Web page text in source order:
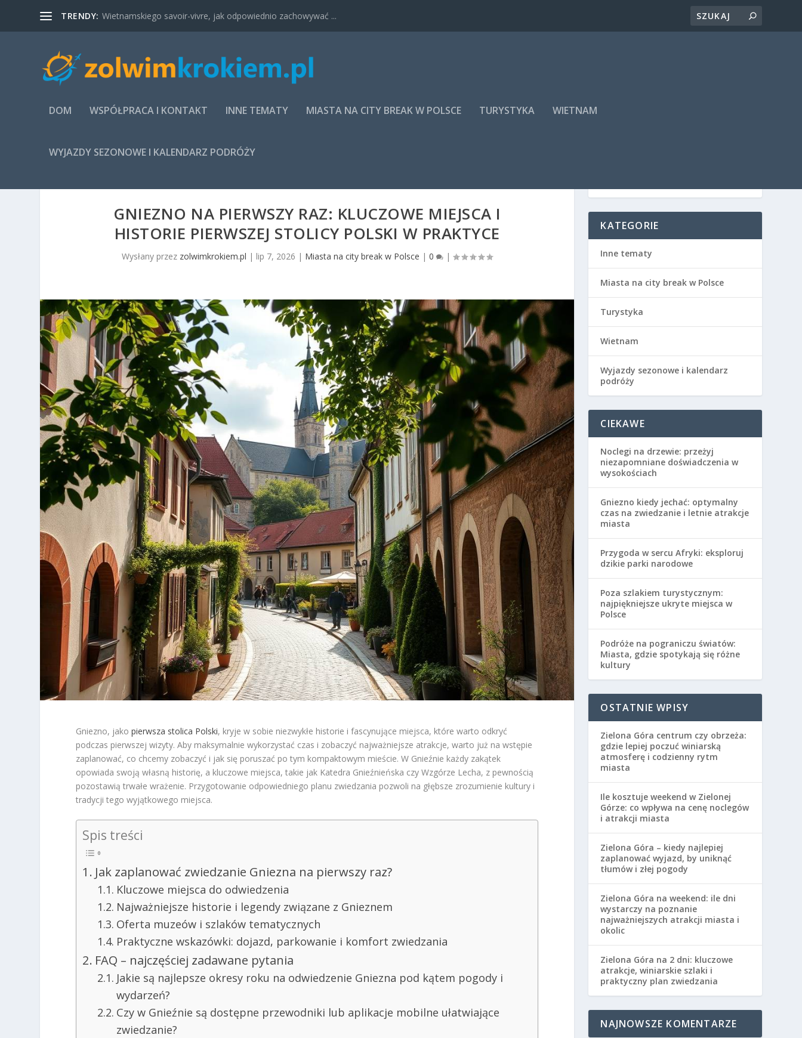
TRENDY: Wietnamskiego savoir-vivre, jak odpowiednio zachowywać ...
DOM WSPÓŁPRACA I KONTAKT INNE TEMATY MIASTA NA CITY BREAK W POLSCE TURYSTYKA WIETNAM
WYJAZDY SEZONOWE I KALENDARZ PODRÓŻY
GNIEZNO NA PIERWSZY RAZ: KLUCZOWE MIEJSCA I
HISTORIE PIERWSZEJ STOLICY POLSKI W PRAKTYCE
Wysłany przez zolwimkrokiem.pl | lip 7, 2026 | Miasta na city break w Polsce |0 |
Gniezno, jakopierwsza stolica Polski, kryje w sobie niezwykłe historie i fascynujące miejsca, które warto odkryć
podczas pierwszej wizyty. Aby maksymalnie wykorzystać czas i zobaczyć najważniejsze atrakcje, warto już na wstępie
zaplanować, co chcemy zobaczyć i jak się poruszać po tym kompaktowym mieście. W Gnieźnie każdy zakątek
opowiada swoją własną historię, a kluczowe miejsca, takie jak Katedra Gnieźnieńska czy Wzgórze Lecha, z pewnością
pozostawią trwałe wrażenie. Przygotowanie odpowiedniego planu zwiedzania pozwoli na głębsze zrozumienie kultury i
tradycji tego wyjątkowego miejsca.
Spis treści
Jak zaplanować zwiedzanie Gniezna na pierwszy raz?
Kluczowe miejsca do odwiedzenia
Najważniejsze historie i legendy związane z Gnieznem
Oferta muzeów i szlaków tematycznych
Praktyczne wskazówki: dojazd, parkowanie i komfort zwiedzania
FAQ – najczęściej zadawane pytania
Jakie są najlepsze okresy roku na odwiedzenie Gniezna pod kątem pogody i
wydarzeń?
Czy w Gnieźnie są dostępne przewodniki lub aplikacje mobilne ułatwiające
zwiedzanie?
KATEGORIE
Inne tematy
Miasta na city break w Polsce
Turystyka
Wietnam
Wyjazdy sezonowe i kalendarz
podróży
CIEKAWE
Noclegi na drzewie: przeżyj
niezapomniane doświadczenia w
wysokościach
Gniezno kiedy jechać: optymalny
czas na zwiedzanie i letnie atrakcje
miasta
Przygoda w sercu Afryki: eksploruj
dzikie parki narodowe
Poza szlakiem turystycznym:
najpiękniejsze ukryte miejsca w
Polsce
Podróże na pograniczu światów:
Miasta, gdzie spotykają się różne
kultury
OSTATNIE WPISY
Zielona Góra centrum czy obrzeża:
gdzie lepiej poczuć winiarską
atmosferę i codzienny rytm
miasta
Ile kosztuje weekend w Zielonej
Górze: co wpływa na cenę noclegów
i atrakcji miasta
Zielona Góra – kiedy najlepiej
zaplanować wyjazd, by uniknąć
tłumów i złej pogody
Zielona Góra na weekend: ile dni
wystarczy na poznanie
najważniejszych atrakcji miasta i
okolic
Zielona Góra na 2 dni: kluczowe
atrakcje, winiarskie szlaki i
praktyczny plan zwiedzania
NAJNOWSZE KOMENTARZE